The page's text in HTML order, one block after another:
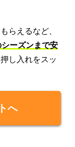
らえるなど、
ーズンまで安
し入れをスッ
へ